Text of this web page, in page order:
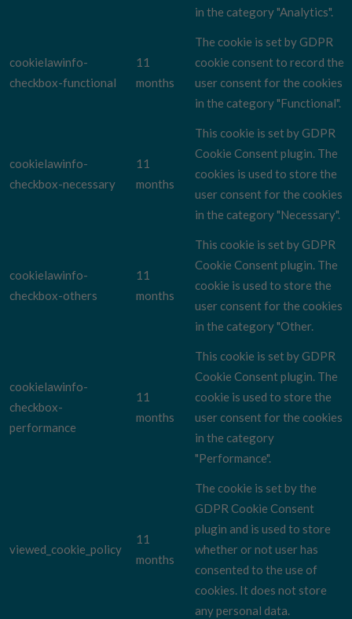
in the category "Analytics".
cookielawinfo-
checkbox-functional
11
months
The cookie is set by GDPR
cookie consent to record the
user consent for the cookies
in the category "Functional".
cookielawinfo-
checkbox-necessary
11
months
This cookie is set by GDPR
Cookie Consent plugin. The
cookies is used to store the
user consent for the cookies
in the category "Necessary".
cookielawinfo-
checkbox-others
11
months
This cookie is set by GDPR
Cookie Consent plugin. The
cookie is used to store the
user consent for the cookies
in the category "Other.
cookielawinfo-
checkbox-
performance
11
months
This cookie is set by GDPR
Cookie Consent plugin. The
cookie is used to store the
user consent for the cookies
in the category
"Performance".
viewed_cookie_policy
11
months
The cookie is set by the
GDPR Cookie Consent
plugin and is used to store
whether or not user has
consented to the use of
cookies. It does not store
any personal data.